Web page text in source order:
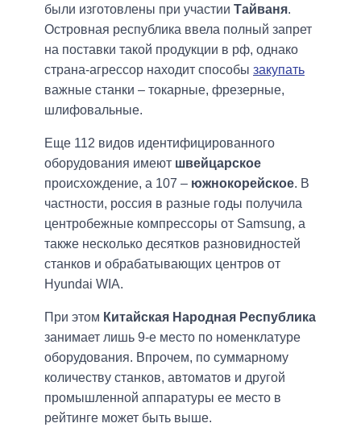
были изготовлены при участии Тайваня.
Островная республика ввела полный запрет
на поставки такой продукции в рф, однако
страна-агрессор находит способы закупать
важные станки – токарные, фрезерные,
шлифовальные.
Еще 112 видов идентифицированного
оборудования имеют швейцарское
происхождение, а 107 – южнокорейское. В
частности, россия в разные годы получила
центробежные компрессоры от Samsung, а
также несколько десятков разновидностей
станков и обрабатывающих центров от
Hyundai WIA.
При этом Китайская Народная Республика
занимает лишь 9-е место по номенклатуре
оборудования. Впрочем, по суммарному
количеству станков, автоматов и другой
промышленной аппаратуры ее место в
рейтинге может быть выше.